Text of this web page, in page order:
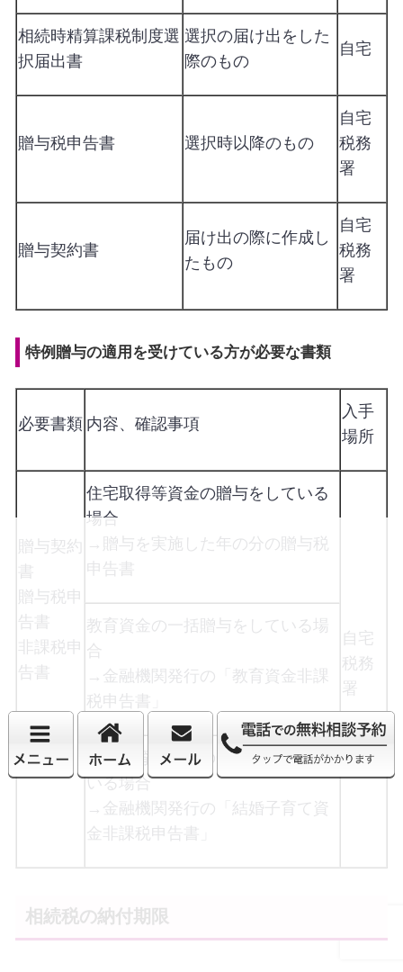
相続時精算課税制度選
択届出書
選択の届け出をした
際のもの
自宅
贈与税申告書 選択時以降のもの
自宅
税務
署
贈与契約書
届け出の際に作成し
たもの
自宅
税務
署
特例贈与の適用を受けている方が必要な書類
必要書類 内容、確認事項
入手
場所
贈与契約
贈与税申
告書
非課税申
告書
住宅取得等資金の贈与をしている
場合
→贈与を実施した年の分の贈与税
申告書
自宅
税務
署
教育資金の一括贈与をしている場
合
→金融機関発行の「教育資金非課
税申告書」
結婚子育て資金の一括贈与をして
いる場合
→金融機関発行の「結婚子育て資
金非課税申告書」
相続税の納付期限